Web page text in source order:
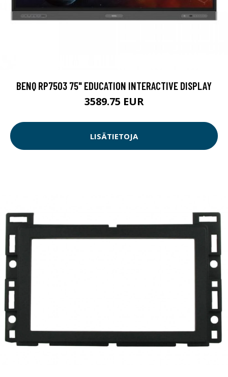
BENQ RP7503 75" EDUCATION INTERACTIVE DISPLAY
3589.75 EUR
LISÄTIETOJA